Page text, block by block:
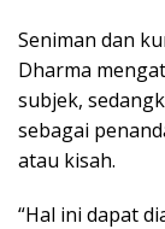
Seniman dan
Dharma
subjek,
sebagai
atau kisah.
“Hal ini dapat